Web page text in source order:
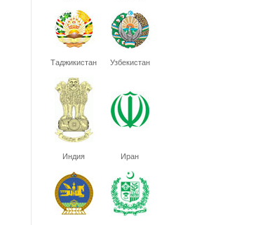
Таджикистан Узбекистан
Индия Иран